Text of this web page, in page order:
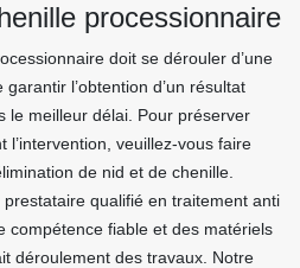
processionnaire
doit se dérouler d’une
l’obtention d’un résultat
le meilleur délai. Pour préserver
l’intervention, veuillez-vous faire
de nid et de chenille.
qualifié en traitement anti
compétence fiable et des matériels
déroulement des travaux. Notre